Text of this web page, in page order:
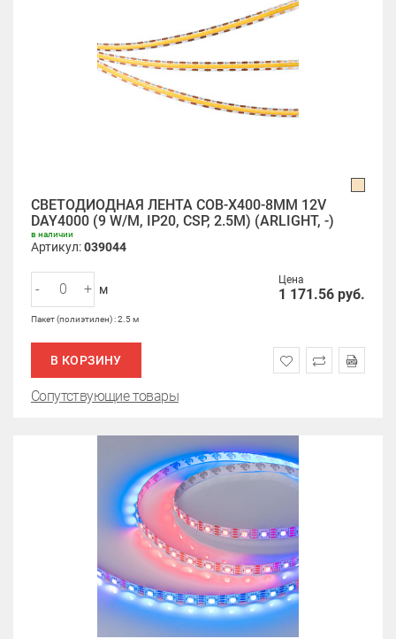
СВЕТОДИОДНАЯ ЛЕНТА COB-X400-8MM 12V
DAY4000 (9 W/M, IP20, CSP, 2.5M) (ARLIGHT, -)
в наличии
Артикул:039044
Цена
1 171.56 руб.
- + м
Пакет (полиэтилен) : 2.5 м
В КОРЗИНУ
Сопутствующие товары